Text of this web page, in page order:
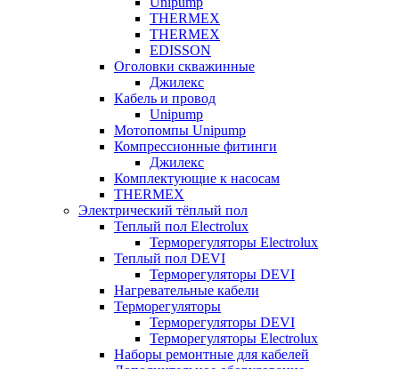
THERMEX
THERMEX
EDISSON
Оголовки скважинные
Джилекс
Кабель и провод
Unipump
Мотопомпы Unipump
Компрессионные фитинги
Джилекс
Комплектующие к насосам
THERMEX
Электрический тёплый пол
Теплый пол Electrolux
Терморегуляторы Electrolux
Теплый пол DEVI
Терморегуляторы DEVI
Нагревательные кабели
Терморегуляторы
Терморегуляторы DEVI
Терморегуляторы Electrolux
Наборы ремонтные для кабелей